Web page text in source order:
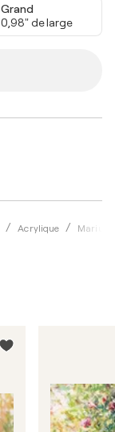
Acrylique
Grand
0,98" de large